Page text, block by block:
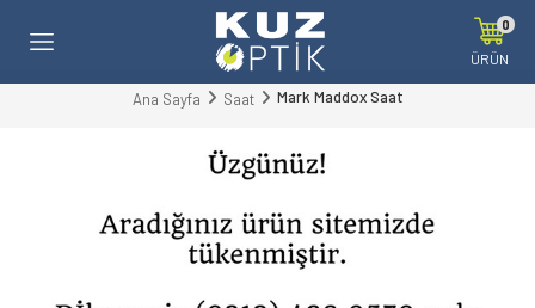
0
ÜRÜN
Ana Sayfa Saat Mark Maddox Saat